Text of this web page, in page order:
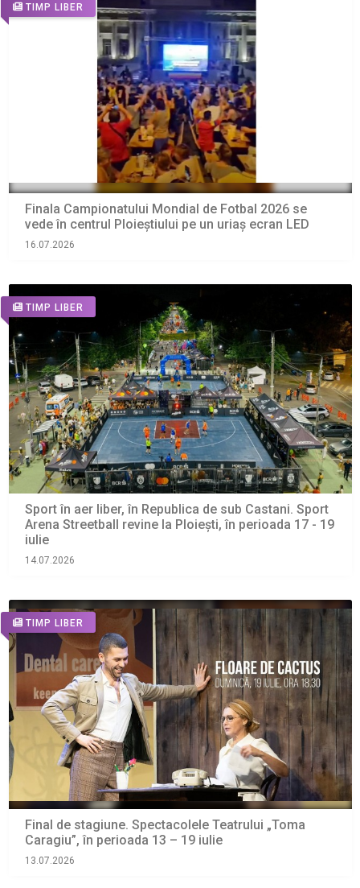
TIMP LIBER
Finala Campionatului Mondial de Fotbal 2026 se
vede în centrul Ploieștiului pe un uriaș ecran LED
16.07.2026
TIMP LIBER
Sport în aer liber, în Republica de sub Castani. Sport
Arena Streetball revine la Ploiești, în perioada 17 - 19
iulie
14.07.2026
TIMP LIBER
Final de stagiune. Spectacolele Teatrului „Toma
Caragiu”, în perioada 13 – 19 iulie
13.07.2026